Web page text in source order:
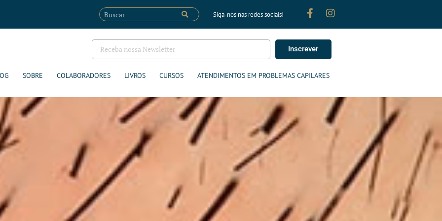
Siga-nos nas redes sociais!
Inscrever
SOBRE COLABORADORES LIVROS CURSOS ATENDIMENTOS EM PROBLEMAS CAPILARES